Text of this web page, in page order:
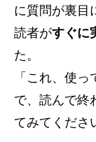
に質問が裏目
読者がすぐに
た。
「これ、使
で、読んで終
てみてくださ